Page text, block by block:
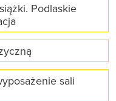
Podlaskie
sali